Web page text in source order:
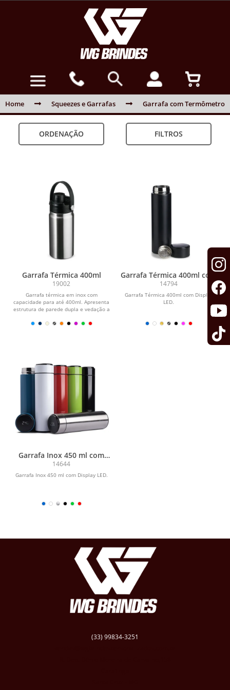
Home Squeezes e Garrafas Garrafa com Termômetro
ORDENAÇÃO FILTROS
Garrafa Térmica 400ml
19002
Garrafa térmica em inox com
capacidade para até 400ml. Apresenta
estrutura de parede dupla e vedação a
Garrafa Térmica 400ml com
Display LED
14794
Garrafa Térmica 400ml com Display
LED.
Garrafa Inox 450 ml com
Display LED
14644
Garrafa Inox 450 ml com Display LED.
(33) 99834-3251